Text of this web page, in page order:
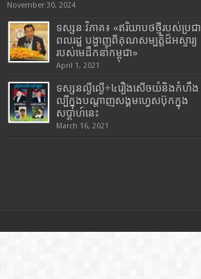
November 30, 2024
ទស្សនៈវិភាគ៖ «ឥរិយាបថថ្មីរបស់ប្រជា
ពលរដ្ឋ បង្ហាញពីគុណសម្បត្តិដ៏អស្ចារ្យ
របស់មេដឹកនាំកម្ពុជា»
April 1, 2021
ទស្សនល្ងីល្ងើ÷៤រឿងសើចយំនិងកំហឹង
ល្បីក្នុងបណ្តាញសង្គមហ្វេសប៊ុកក្នុង
សប្តាហ៍នេះ
March 16, 2021